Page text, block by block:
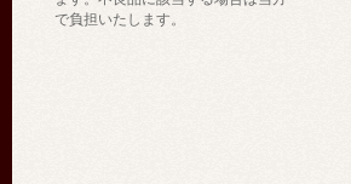
で負担いたします。